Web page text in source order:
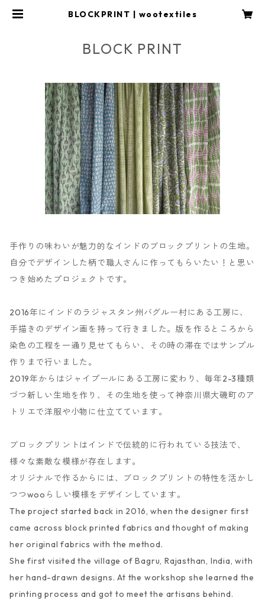
BLOCKPRINT | wootextiles
BLOCK PRINT
手作りの味わいが魅力的なインドのブロックプリントの生地。
自分でデザインした柄で職人さんに作ってもらいたい！と思い
つき始めたプロジェクトです。
2016年にインドのラジャスタン州バグルー村にある工房に、
手描きのデザイン画を持って行きました。版を作るところから
染色の工程を一通り見せてもらい、その時の滞在ではサンプル
作りまで行いました。
2019年からはジャイプールにある工房に変わり、毎年2-3種類
づつ新しい生地を作り、その生地を使って神奈川県大磯町のア
トリエで洋服や小物に仕立てています。
ブロックプリントはインドで伝統的に行われている技法で、
様々な素敵な模様が存在します。
オリジナルで作るからには、ブロックプリントの特性を活かし
つつwooらしい模様をデザインしています。
The project started back in 2016, when the designer first
came across block printed fabrics and thought of making
her original fabrics with the method.
She first visited the village of Bagru, Rajasthan, India, with
her hand-drawn designs. At the workshop she learned the
printing process and got to meet the artisans behind.